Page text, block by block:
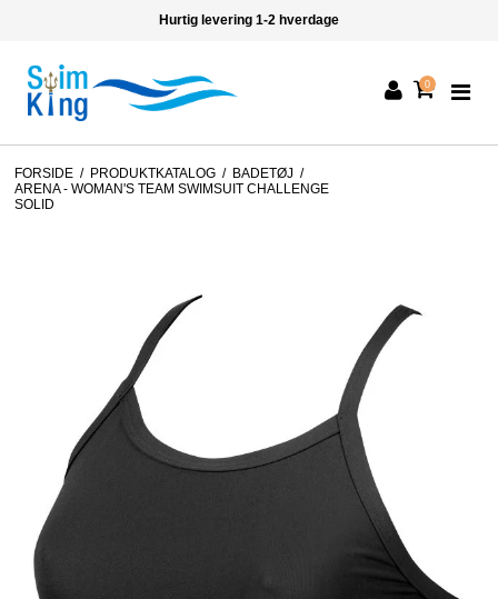
Hurtig levering 1-2 hverdage
0
FORSIDE / PRODUKTKATALOG / BADETØJ /
ARENA - WOMAN'S TEAM SWIMSUIT CHALLENGE
SOLID